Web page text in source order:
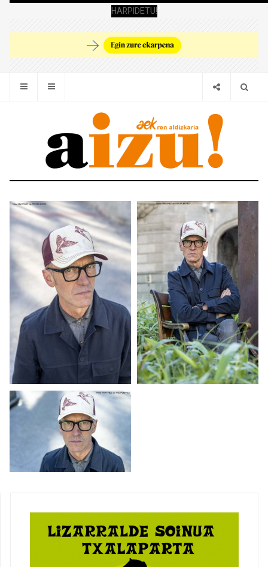
HARPIDETU!